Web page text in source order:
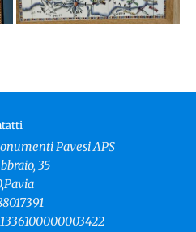
Pavesi APS
35